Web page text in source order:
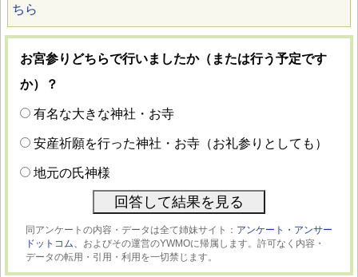
ちら
お宮参りどちらで行いましたか（または行う予定です
か）？
有名な大きな神社・お寺
安産祈願を行った神社・お寺（お礼参りとしても）
地元の氏神様
同アンケートの内容・データは全て姉妹サイト： アンケート・アンサー
ドットコム、 およびその運営のYWMOに帰属します。許可なく内容・
データの転用・引用・利用を一切禁じます。